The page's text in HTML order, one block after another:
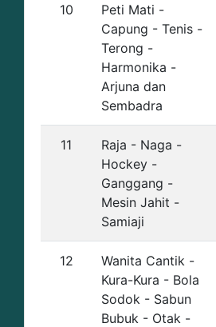
10
Peti Mati -
Capung - Tenis -
Terong -
Harmonika -
Arjuna dan
Sembadra
11
Raja - Naga -
Hockey -
Ganggang -
Mesin Jahit -
Samiaji
12
Wanita Cantik -
Kura-Kura - Bola
Sodok - Sabun
Bubuk - Otak -